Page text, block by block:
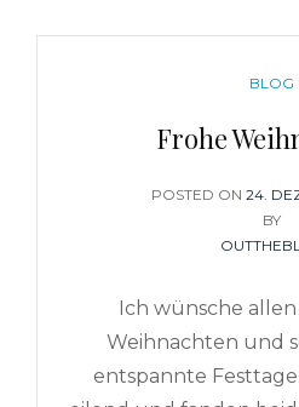
BLOG
Frohe
POSTED ON
ON
24.
BY
Ich wünsche
Weihnachten und
entspannte